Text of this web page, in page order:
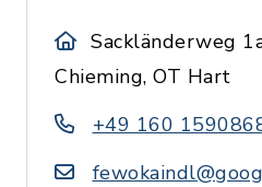
Sackländerweg
Chieming, OT Hart
+49 160